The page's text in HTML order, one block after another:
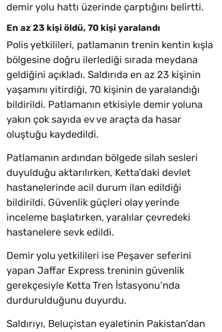
demir yolu hattı üzerinde çarptığını belirtti.
En az 23 kişi öldü, 70 kişi yaralandı
Polis yetkilileri, patlamanın trenin kentin kışla
bölgesine doğru ilerlediği sırada meydana
geldiğini açıkladı. Saldırıda en az 23 kişinin
yaşamını yitirdiği, 70 kişinin de yaralandığı
bildirildi. Patlamanın etkisiyle demir yoluna
yakın çok sayıda ev ve araçta da hasar
oluştuğu kaydedildi.
Patlamanın ardından bölgede silah sesleri
duyulduğu aktarılırken, Ketta’daki devlet
hastanelerinde acil durum ilan edildiği
bildirildi. Güvenlik güçleri olay yerinde
inceleme başlatırken, yaralılar çevredeki
hastanelere sevk edildi.
Demir yolu yetkilileri ise Peşaver seferini
yapan Jaffar Express treninin güvenlik
gerekçesiyle Ketta Tren İstasyonu’nda
durdurulduğunu duyurdu.
Saldırıyı, Beluçistan eyaletinin Pakistan’dan